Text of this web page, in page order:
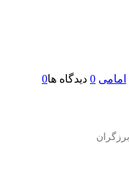
امامی 0 دیدگاه ها0